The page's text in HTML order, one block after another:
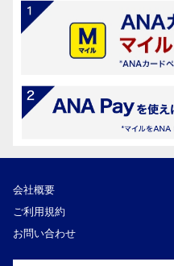
会社概要
ご利用規約
お問い合わせ